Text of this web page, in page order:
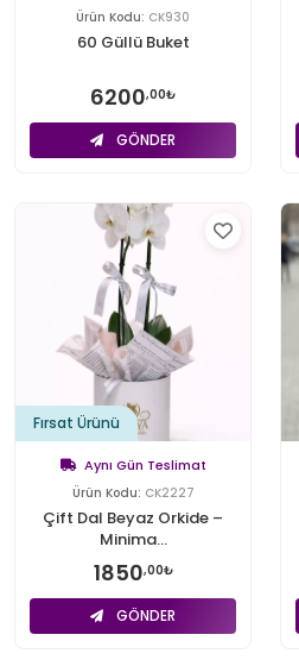
Ürün Kodu: CK930
60 Güllü Buket
6200,00₺
GÖNDER
Fırsat Ürünü
Aynı Gün Teslimat
Ürün Kodu: CK2227
Çift Dal Beyaz Orkide –
Minima...
1850,00₺
GÖNDER